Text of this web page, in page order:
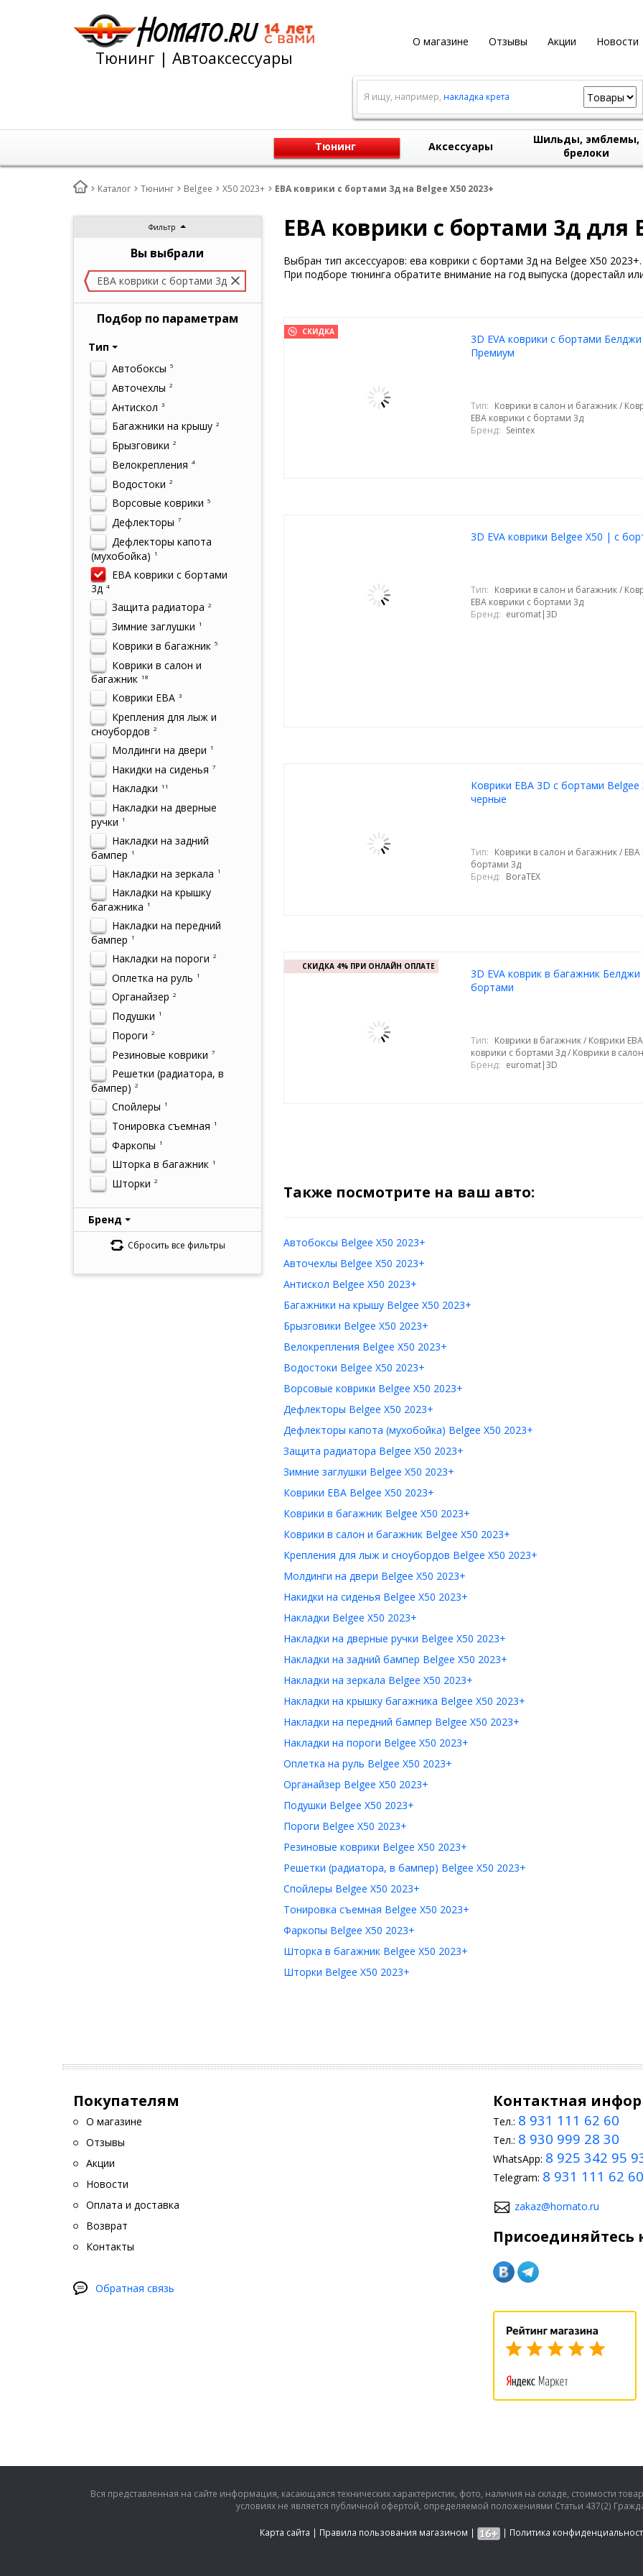
О магазине Отзывы Акции Новости
Тюнинг | Автоаксессуары
Я ищу, например, накладка крета
Тюнинг Аксессуары
Шильды, эмблемы,
брелоки
Каталог Тюнинг Belgee X50 2023+ ЕВА коврики с бортами 3д на Belgee X50 2023+
Фильтр
Вы выбрали
ЕВА коврики с бортами 3д
Подбор по параметрам
Тип
Автобоксы 5
Авточехлы 2
Антискол 3
Багажники на крышу 2
Брызговики 2
Велокрепления 4
Водостоки 2
Ворсовые коврики 5
Дефлекторы 7
Дефлекторы капота
(мухобойка)
1
ЕВА коврики с бортами
3д 4
Защита радиатора 2
Зимние заглушки 1
Коврики в багажник 5
Коврики в салон и
багажник 18
Коврики ЕВА 3
Крепления для лыж и
сноубордов 2
Молдинги на двери 1
Накидки на сиденья 7
Накладки 11
Накладки на дверные
ручки
1
Накладки на задний
бампер
1
Накладки на зеркала 1
Накладки на крышку
багажника
1
Накладки на передний
бампер
1
Накладки на пороги 2
Оплетка на руль 1
Органайзер 2
Подушки 1
Пороги 2
Резиновые коврики 7
Решетки (радиатора, в
бампер) 2
Спойлеры 1
Тонировка съемная 1
Фаркопы 1
Шторка в багажник 1
Шторки 2
Бренд
Сбросить все фильтры
ЕВА коврики с бортами 3д для
Выбран тип аксессуаров: ева коврики с бортами 3д на Belgee X50 2023+.
При подборе тюнинга обратите внимание на год выпуска (дорестайл
СКИДКА
3D EVA коврики с бортами
Премиум
Тип: Коврики в салон и багажник /
ЕВА коврики с бортами 3д
Бренд: Seintex
3D EVA коврики Belgee X50 | с
Тип: Коврики в салон и багажник /
ЕВА коврики с бортами 3д
Бренд: euromat|3D
Коврики ЕВА 3D с бортами Belgee
черные
Тип: Коврики в салон и багажник / ЕВА
бортами 3д
Бренд: BoraTEX
СКИДКА 4% ПРИ ОНЛАЙН ОПЛАТЕ
3D EVA коврик в багажник
бортами
Тип: Коврики в багажник / Коврики
коврики с бортами 3д / Коврики в
Бренд: euromat|3D
Также посмотрите на ваш авто:
Автобоксы Belgee X50 2023+
Авточехлы Belgee X50 2023+
Антискол Belgee X50 2023+
Багажники на крышу Belgee X50 2023+
Брызговики Belgee X50 2023+
Велокрепления Belgee X50 2023+
Водостоки Belgee X50 2023+
Ворсовые коврики Belgee X50 2023+
Дефлекторы Belgee X50 2023+
Дефлекторы капота (мухобойка) Belgee X50 2023+
Защита радиатора Belgee X50 2023+
Зимние заглушки Belgee X50 2023+
Коврики ЕВА Belgee X50 2023+
Коврики в багажник Belgee X50 2023+
Коврики в салон и багажник Belgee X50 2023+
Крепления для лыж и сноубордов Belgee X50 2023+
Молдинги на двери Belgee X50 2023+
Накидки на сиденья Belgee X50 2023+
Накладки Belgee X50 2023+
Накладки на дверные ручки Belgee X50 2023+
Накладки на задний бампер Belgee X50 2023+
Накладки на зеркала Belgee X50 2023+
Накладки на крышку багажника Belgee X50 2023+
Накладки на передний бампер Belgee X50 2023+
Накладки на пороги Belgee X50 2023+
Оплетка на руль Belgee X50 2023+
Органайзер Belgee X50 2023+
Подушки Belgee X50 2023+
Пороги Belgee X50 2023+
Резиновые коврики Belgee X50 2023+
Решетки (радиатора, в бампер) Belgee X50 2023+
Спойлеры Belgee X50 2023+
Тонировка съемная Belgee X50 2023+
Фаркопы Belgee X50 2023+
Шторка в багажник Belgee X50 2023+
Шторки Belgee X50 2023+
Покупателям
О магазине
Отзывы
Акции
Новости
Оплата и доставка
Возврат
Контакты
Обратная связь
Контактная
Тел.: 8 931 111 62 60
Тел.: 8 930 999 28 30
WhatsApp: 8 925 342 95
Telegram: 8 931 111 62 60
zakaz@homato.ru
Присоединяйтесь
Вся представленная на сайте информация, касающаяся технических характеристик, фото, наличия на складе, стоимости
условиях не является публичной офертой, определяемой положениями Статьи 437(2)
Карта сайта | Правила пользования магазином | | Политика